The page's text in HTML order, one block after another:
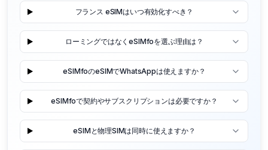
フランス eSIMはいつ有効化すべき？
ローミングではなくeSIMfoを選ぶ理由は？
eSIMfoのeSIMでWhatsAppは使えますか？
eSIMfoで契約やサブスクリプションは必要ですか？
eSIMと物理SIMは同時に使えますか？